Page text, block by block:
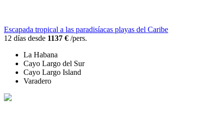
Escapada tropical a las paradisíacas playas del Caribe
12 días desde 1137 € /pers.
La Habana
Cayo Largo del Sur
Cayo Largo Island
Varadero